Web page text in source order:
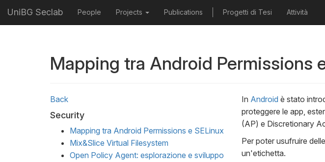
UniBG Seclab People Projects Publications Progetti di Tesi Attività
Mapping tra Android Permissions
Back
Security
Mapping tra Android Permissions e SELinux
Mix&Slice Virtual Filesystem
Open Policy Agent: esplorazione e sviluppo
In Android è stato
proteggere le app,
(AP) e Discretionary
Per poter usufruire
un'etichetta.